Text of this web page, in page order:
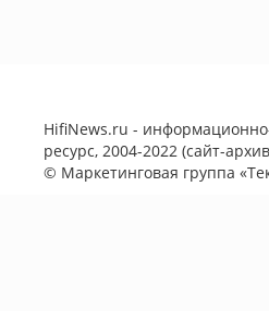
HifiNews.ru -
ресурс, 2004-2022 (сайт-
© Маркетинговая группа